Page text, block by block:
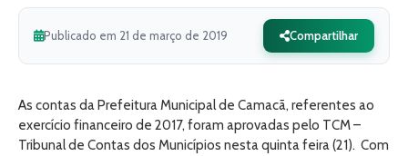
Publicado em 21 de março de 2019 Compartilhar
As contas da Prefeitura Municipal de Camacã, referentes ao
exercício financeiro de 2017, foram aprovadas pelo TCM –
Tribunal de Contas dos Municípios nesta quinta feira (21). Com